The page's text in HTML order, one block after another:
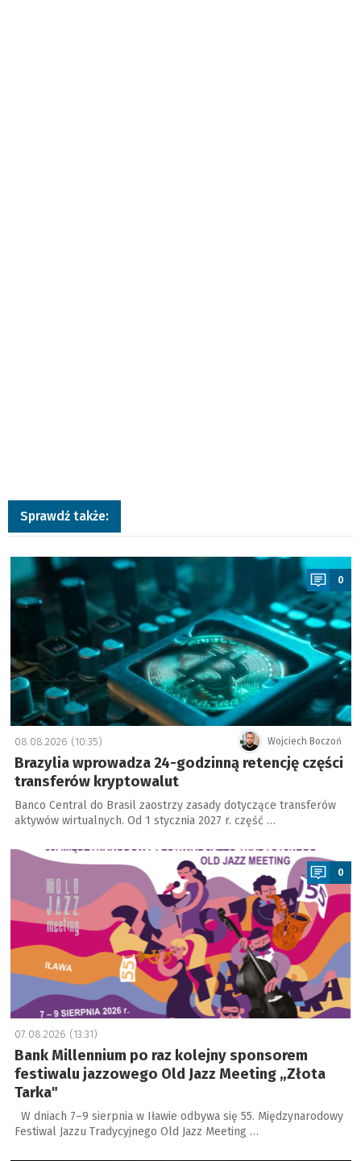
Sprawdź także:
a
0
Wojciech Boczoń
08.08.2026 (10:35)
Brazylia wprowadza 24-godzinną retencję części
transferów kryptowalut
Banco Central do Brasil zaostrzy zasady dotyczące transferów
aktywów wirtualnych. Od 1 stycznia 2027 r. część …
a
0
07.08.2026 (13:31)
Bank Millennium po raz kolejny sponsorem
festiwalu jazzowego Old Jazz Meeting „Złota
Tarka"
W dniach 7–9 sierpnia w Iławie odbywa się 55. Międzynarodowy
Festiwal Jazzu Tradycyjnego Old Jazz Meeting …